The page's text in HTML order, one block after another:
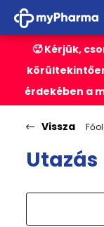
🥵 Kérjük,
érdekében a
Vissza
Utazás